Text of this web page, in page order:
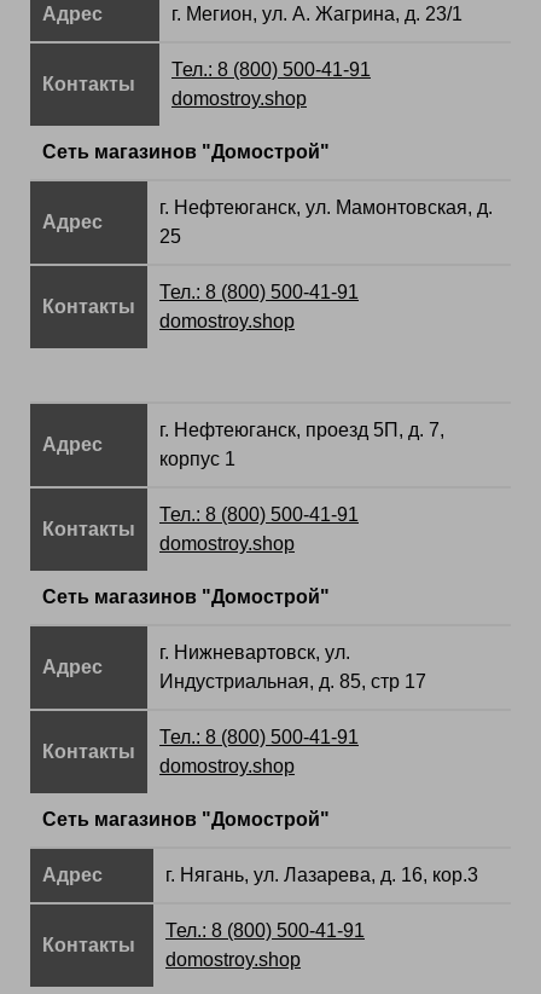
Адрес г. Мегион, ул. А. Жагрина, д. 23/1
Контакты
Тел.: 8 (800) 500-41-91
domostroy.shop
Сеть магазинов "Домострой"
Адрес
г. Нефтеюганск, ул. Мамонтовская, д.
25
Контакты
Тел.: 8 (800) 500-41-91
domostroy.shop
Адрес
г. Нефтеюганск, проезд 5П, д. 7,
корпус 1
Контакты
Тел.: 8 (800) 500-41-91
domostroy.shop
Сеть магазинов "Домострой"
Адрес
г. Нижневартовск, ул.
Индустриальная, д. 85, стр 17
Контакты
Тел.: 8 (800) 500-41-91
domostroy.shop
Сеть магазинов "Домострой"
Адрес г. Нягань, ул. Лазарева, д. 16, кор.3
Контакты
Тел.: 8 (800) 500-41-91
domostroy.shop